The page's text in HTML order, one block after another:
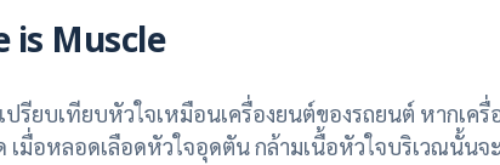
is Muscle
รียบเทียบหัวใจเหมือนเครื่องยนต์ของรถยนต์ หากเค
เมื่อหลอดเลือดหัวใจอุดตัน กล้ามเนื้อหัวใจบริเวณนั้นจ